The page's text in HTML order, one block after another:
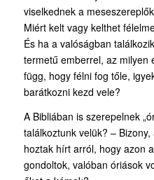
viselkednek a
Miért kelt vagy kelthet
És ha a valóságban
termetű emberrel, az milyen
függ, hogy félni fog tőle,
barátkozni kezd vele?
A Bibliában is szerepelnek
találkoztunk velük? –
hoztak hírt arról, hogy azon
gondoltok, valóban óriások